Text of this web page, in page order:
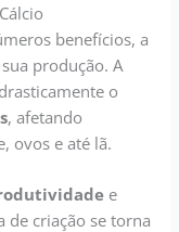
benefícios, a
produção. A
o
, afetando
ovos e até lã.
e
de criação se torna